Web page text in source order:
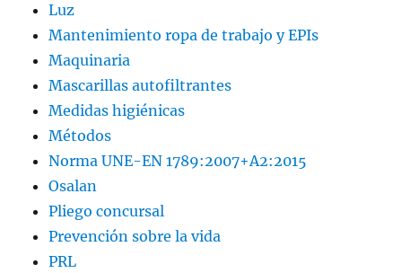
Luz
Mantenimiento ropa de trabajo y EPIs
Maquinaria
Mascarillas autofiltrantes
Medidas higiénicas
Métodos
Norma UNE-EN 1789:2007+A2:2015
Osalan
Pliego concursal
Prevención sobre la vida
PRL